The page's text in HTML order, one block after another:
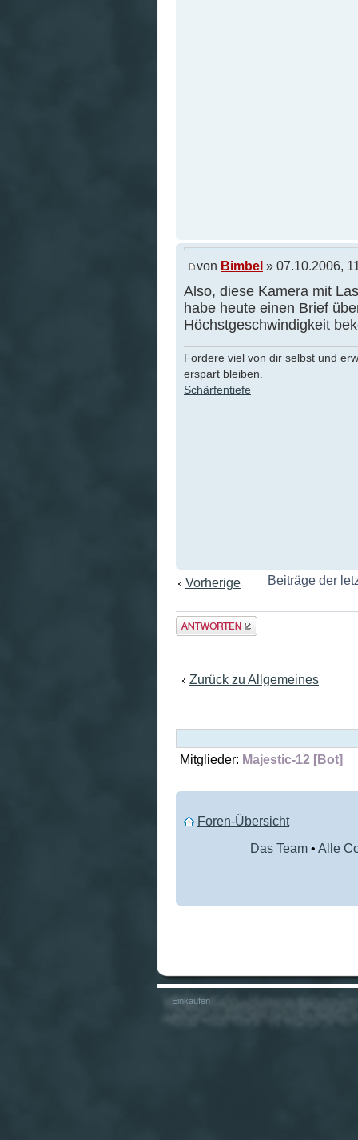
von Bimbel » 07.10.2006,
Also, diese Kamera mit
habe heute einen Brief
Höchstgeschwindigkeit
Fordere viel von dir selbst und
erspart bleiben.
Schärfentiefe
Vorherige Beiträge der
Antwort
erstellen
Zurück zu Allgemeines
Mitglieder: Majestic-12 [Bot]
Foren-Übersicht
Das Team • Alle
Einkaufen